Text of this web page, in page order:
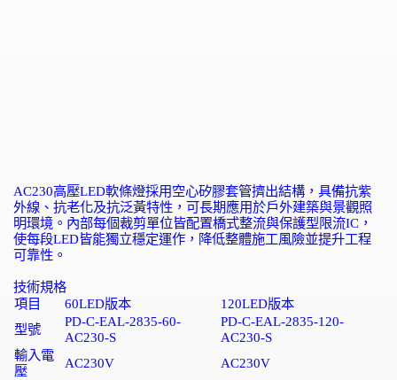
AC230高壓LED軟條燈採用空心矽膠套管擠出結構，具備抗紫
外線、抗老化及抗泛黃特性，可長期應用於戶外建築與景觀照
明環境。 內部每個裁剪單位皆配置橋式整流與保護型限流IC ，
使每段LED皆能獨立穩定運作，降低整體施工風險並提升工程
可靠性。
技術規格
項目
60LED版本 120LED版本
型號
PD-C-EAL-2835-60-
AC230-S
PD-C-EAL-2835-120-
AC230-S
輸入電
壓
AC230V
AC230V